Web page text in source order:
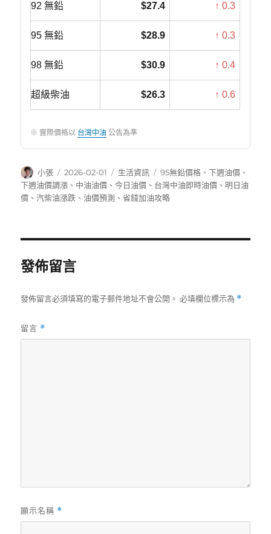
92 無鉛 $27.4 ↑ 0.3
95 無鉛 $28.9 ↑ 0.3
98 無鉛 $30.9 ↑ 0.4
超級柴油 $26.3 ↑ 0.6
※ 實際價格以 台灣中油 公告為準
作
者
小張
發
佈
日
2026-02-01
分
類
生活資訊
標
籤
95無鉛價格 、下週油價 、
下週油價調漲 、 中油油價 、今日油價 、 台灣中油即時油價 、 明日油
價 、 汽柴油漲跌 、油價預測 、省錢加油攻略
發佈留言
發佈留言必須填寫的電子郵件地址不會公開。 必填欄位標示為 *
留言 *
顯示名稱 *